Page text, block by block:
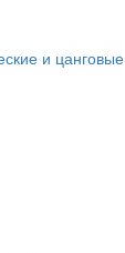
и цанговые